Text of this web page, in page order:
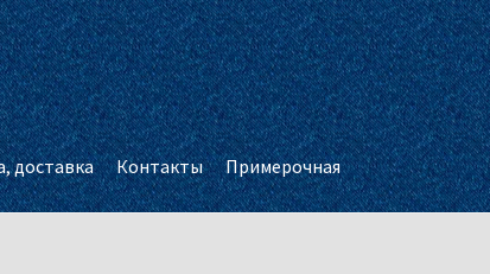
доставка Контакты Примерочная